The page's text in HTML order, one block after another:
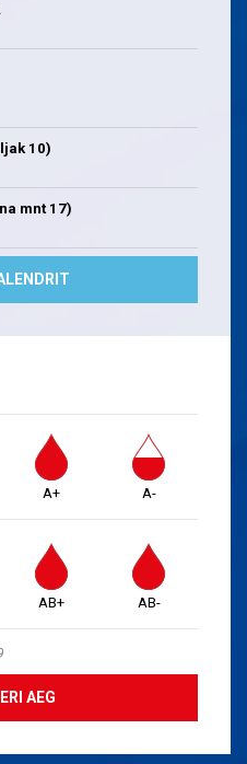
10)
mnt 17)
A+ A-
AB+ AB-
AEG